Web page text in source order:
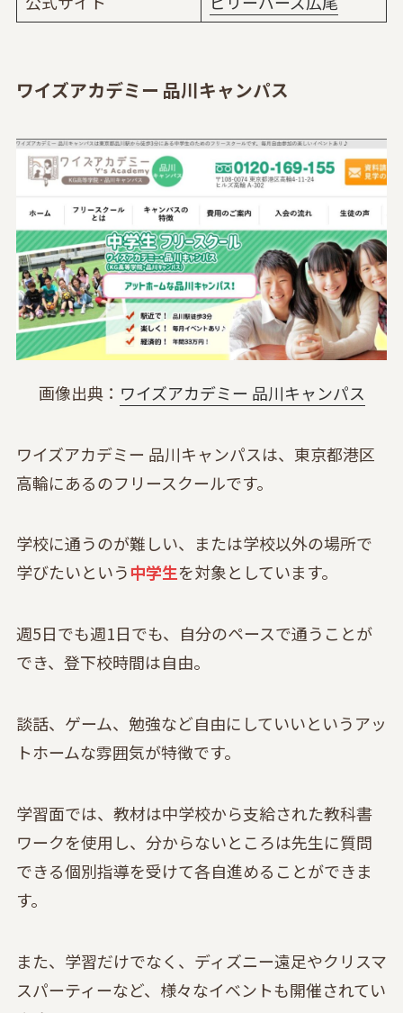
ワイズアカデミー 品川キャンパス
画像出典： ワイズアカデミー 品川キャンパス
ワイズアカデミー 品川キャンパスは、東京都港区
高輪にあるのフリースクールです。
学校に通うのが難しい、または学校以外の場所で
学びたいという中学生を対象としています。
週5日でも週1日でも、自分のペースで通うことが
でき、登下校時間は自由。
談話、ゲーム、勉強など自由にしていいというアッ
トホームな雰囲気が特徴です。
学習面では、教材は中学校から支給された教科書
ワークを使用し、分からないところは先生に質問
できる個別指導を受けて各自進めることができま
す。
また、学習だけでなく、ディズニー遠足やクリスマ
スパーティーなど、様々なイベントも開催されてい